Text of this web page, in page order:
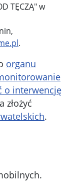
TĘCZĄ" w
,
.
organu
o interwencję
złożyć
.